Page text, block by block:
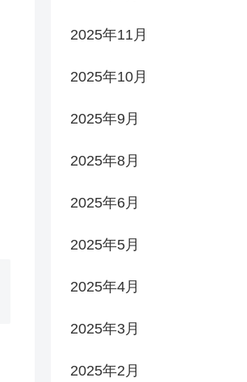
2025年11月
2025年10月
2025年9月
2025年8月
2025年6月
2025年5月
2025年4月
2025年3月
2025年2月